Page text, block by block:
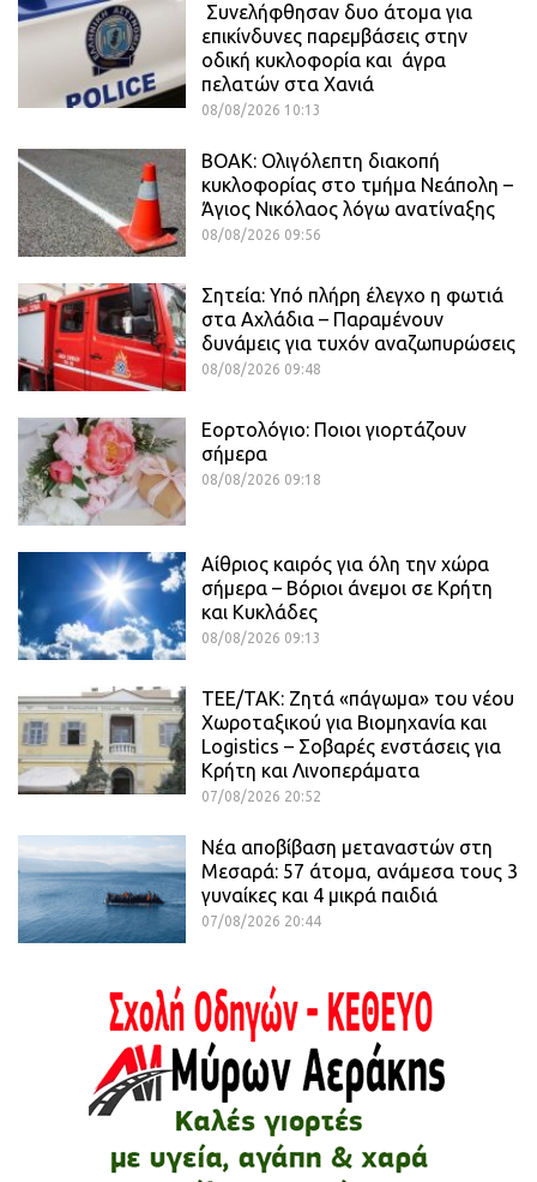
Συνελήφθησαν δυο άτομα για
επικίνδυνες παρεμβάσεις στην
οδική κυκλοφορία και άγρα
πελατών στα Χανιά
08/08/2026 10:13
ΒΟΑΚ: Ολιγόλεπτη διακοπή
κυκλοφορίας στο τμήμα Νεάπολη –
Άγιος Νικόλαος λόγω ανατίναξης
08/08/2026 09:56
Σητεία: Υπό πλήρη έλεγχο η φωτιά
στα Αχλάδια – Παραμένουν
δυνάμεις για τυχόν αναζωπυρώσεις
08/08/2026 09:48
Εορτολόγιο: Ποιοι γιορτάζουν
σήμερα
08/08/2026 09:18
Αίθριος καιρός για όλη την χώρα
σήμερα – Βόριοι άνεμοι σε Κρήτη
και Κυκλάδες
08/08/2026 09:13
ΤΕΕ/ΤΑΚ: Ζητά «πάγωμα» του νέου
Χωροταξικού για Βιομηχανία και
Logistics – Σοβαρές ενστάσεις για
Κρήτη και Λινοπεράματα
07/08/2026 20:52
Νέα αποβίβαση μεταναστών στη
Μεσαρά: 57 άτομα, ανάμεσα τους 3
γυναίκες και 4 μικρά παιδιά
07/08/2026 20:44